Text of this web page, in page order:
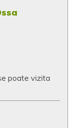
poate vizita